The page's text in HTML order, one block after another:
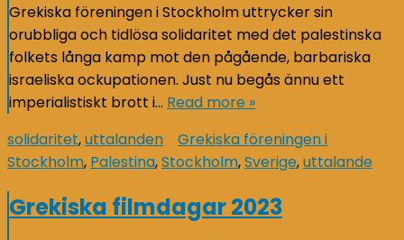
Grekiska föreningen i Stockholm uttrycker sin
orubbliga och tidlösa solidaritet med det palestinska
folkets långa kamp mot den pågående, barbariska
israeliska ockupationen. Just nu begås ännu ett
imperialistiskt brott i… Read more »
solidaritet,uttalanden
Grekiska föreningen i
Stockholm, Palestina,Stockholm,Sverige,uttalande
Grekiska filmdagar 2023